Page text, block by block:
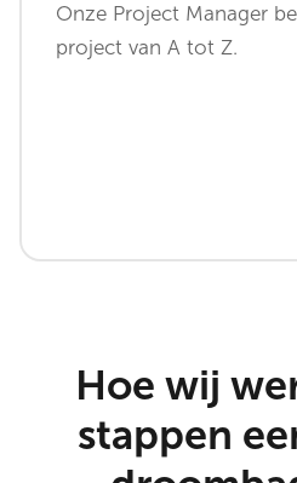
Onze Project Manager
project van A tot Z.
Hoe wij
stappen